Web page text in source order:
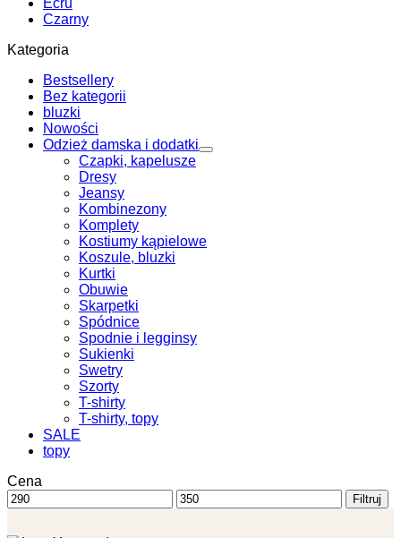
Czarny
Kategoria
Bestsellery
Bez kategorii
bluzki
Nowości
Odzież damska i dodatki
Czapki, kapelusze
Dresy
Jeansy
Kombinezony
Komplety
Kostiumy kąpielowe
Koszule, bluzki
Kurtki
Obuwie
Skarpetki
Spódnice
Spodnie i legginsy
Sukienki
Swetry
Szorty
T-shirty
T-shirty, topy
SALE
topy
Cena
Cena
min
Cena
max
Filtruj